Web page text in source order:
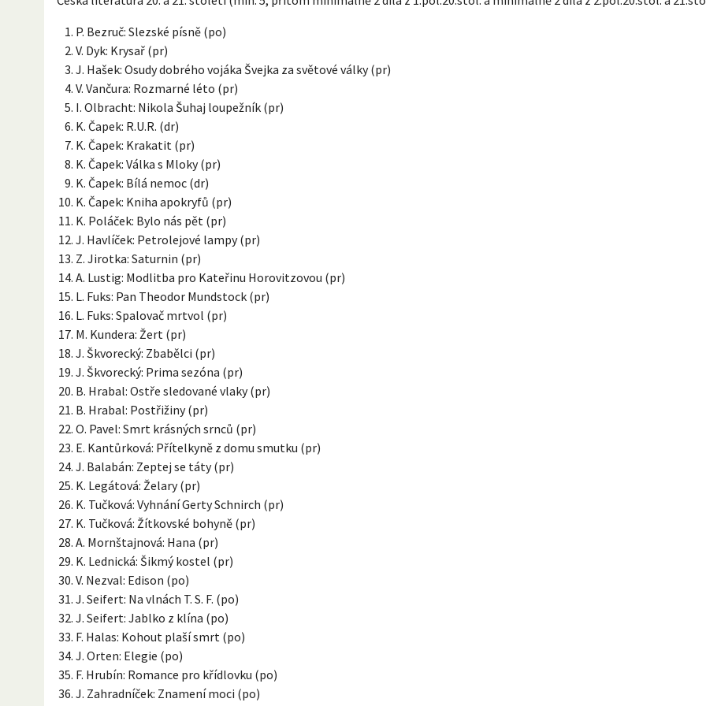
P. Bezruč: Slezské písně (po)
V. Dyk: Krysař (pr)
J. Hašek: Osudy dobrého vojáka Švejka za světové války (pr)
V. Vančura: Rozmarné léto (pr)
I. Olbracht: Nikola Šuhaj loupežník (pr)
K. Čapek: R.U.R. (dr)
K. Čapek: Krakatit (pr)
K. Čapek: Válka s Mloky (pr)
K. Čapek: Bílá nemoc (dr)
K. Čapek: Kniha apokryfů (pr)
K. Poláček: Bylo nás pět (pr)
J. Havlíček: Petrolejové lampy (pr)
Z. Jirotka: Saturnin (pr)
A. Lustig: Modlitba pro Kateřinu Horovitzovou (pr)
L. Fuks: Pan Theodor Mundstock (pr)
L. Fuks: Spalovač mrtvol (pr)
M. Kundera: Žert (pr)
J. Škvorecký: Zbabělci (pr)
J. Škvorecký: Prima sezóna (pr)
B. Hrabal: Ostře sledované vlaky (pr)
B. Hrabal: Postřižiny (pr)
O. Pavel: Smrt krásných srnců (pr)
E. Kantůrková: Přítelkyně z domu smutku (pr)
J. Balabán: Zeptej se táty (pr)
K. Legátová: Želary (pr)
K. Tučková: Vyhnání Gerty Schnirch (pr)
K. Tučková: Žítkovské bohyně (pr)
A. Mornštajnová: Hana (pr)
K. Lednická: Šikmý kostel (pr)
V. Nezval: Edison (po)
J. Seifert: Na vlnách T. S. F. (po)
J. Seifert: Jablko z klína (po)
F. Halas: Kohout plaší smrt (po)
J. Orten: Elegie (po)
F. Hrubín: Romance pro křídlovku (po)
J. Zahradníček: Znamení moci (po)